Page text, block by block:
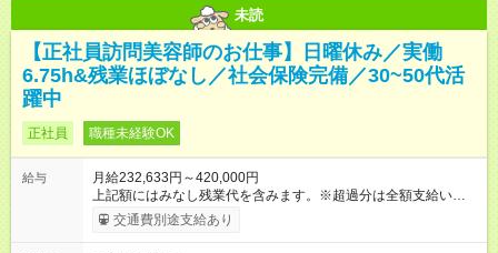
未読
【正社員訪問美容師のお仕事】日曜休み／実働
6.75h&残業ほぼなし／社会保険完備／30~50代活
躍中
正社員 職種未経験OK
給与
月給232,633円～420,000円
上記額にはみなし残業代を含みます。※超過分は全額支給いたし
ます。 みなし残業代 54,967円／月 みなし残業時間 41.5時間／
月 【みなし残業について】 みなし残業には帰宅時間と帰宅後の
交通費別途支給あり